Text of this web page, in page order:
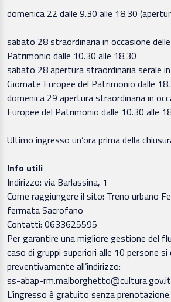
domenica 22 dalle 9.30 alle 18.30
sabato 28 straordinaria in occasione
Patrimonio dalle 10.30 alle 18.30
sabato 28 apertura straordinaria serale
Giornate Europee del Patrimonio dalle
domenica 29 apertura straordinaria in
Europee del Patrimonio dalle 10.30 alle
Ultimo ingresso un’ora prima della
Info utili
Indirizzo: via Barlassina, 1
Come raggiungere il sito: Treno urbano
fermata Sacrofano
Contatti: 0633625595
Per garantire una migliore gestione del
caso di gruppi superiori alle 10 persone
preventivamente all’indirizzo:
ss-abap-rm.malborghetto@cultura.gov.it
L’ingresso è gratuito senza prenotazione.